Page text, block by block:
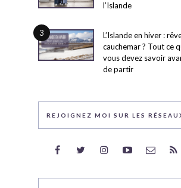
l’Islande
3
L’Islande en hiver :
cauchemar ? Tout ce
vous devez savoir
de partir
REJOIGNEZ MOI SUR LES